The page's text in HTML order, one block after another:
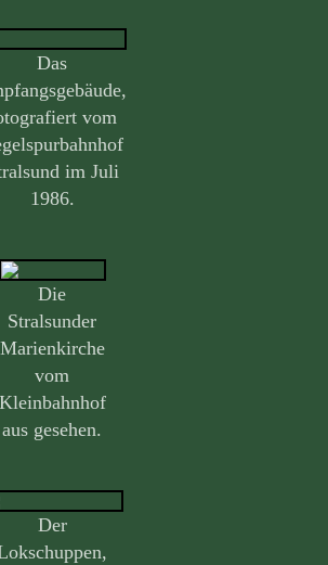
Das
vom
im Juli
1986.
Die
Stralsunder
Marienkirche
vom
Kleinbahnhof
aus gesehen.
Der